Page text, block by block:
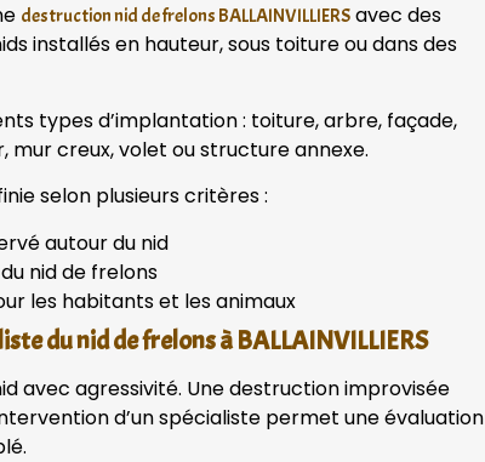
destruction nid de frelons BALLAINVILLIERS avec des
installés en hauteur, sous toiture ou dans des
types d’implantation : toiture, arbre, façade,
mur creux, volet ou structure annexe.
selon plusieurs critères :
autour du nid
nid de frelons
les habitants et les animaux
du nid de frelons à BALLAINVILLIERS
avec agressivité. Une destruction improvisée
d’un spécialiste permet une évaluation